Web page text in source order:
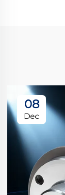
08
Dec